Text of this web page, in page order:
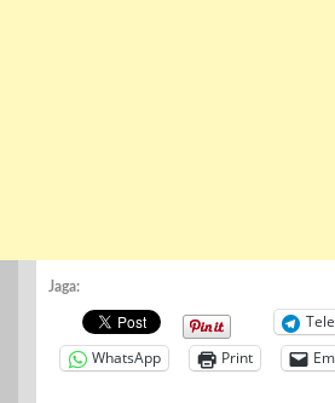
Jaga:
WhatsApp
Print